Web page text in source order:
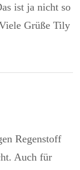
ist ja nicht so
Grüße Tily
Regenstoff
Auch für